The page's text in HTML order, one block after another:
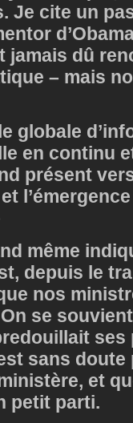
Je cite un
jamais dû
– mais
globale
en continu
présent
même
depuis le
nos
se
sans doute
et
petit parti.